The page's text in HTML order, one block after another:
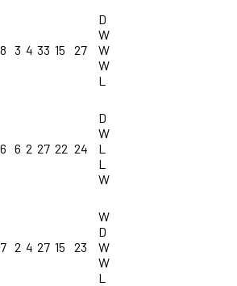
8 3 4 33 15 27
D
W
W
W
L
6 6 2 27 22 24
D
W
L
L
W
7 2 4 27 15 23
W
D
W
W
L